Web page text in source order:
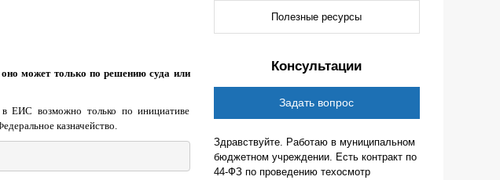
оно может только по решению суда или
в ЕИС возможно только по инициативе
казначейство.
Полезные ресурсы
Консультации
Задать вопрос
Здравствуйте. Работаю в муниципальном
бюджетном учреждении. Есть контракт по
44-ФЗ по проведению техосмотр